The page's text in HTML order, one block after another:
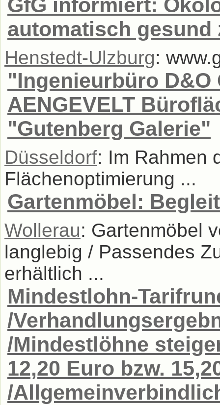
GfG informiert:
automatisch gesund
Henstedt-Ulzburg:
"Ingenieurbüro
AENGEVELT
"Gutenberg Galerie"
Düsseldorf: Im Rahmen
Flächenoptimierung ...
Gartenmöbel:
Wollerau: Gartenmöbel
langlebig / Passendes
erhältlich ...
Mindestlohn-
/
/Mindestlöhne
12,20 Euro bzw.
/